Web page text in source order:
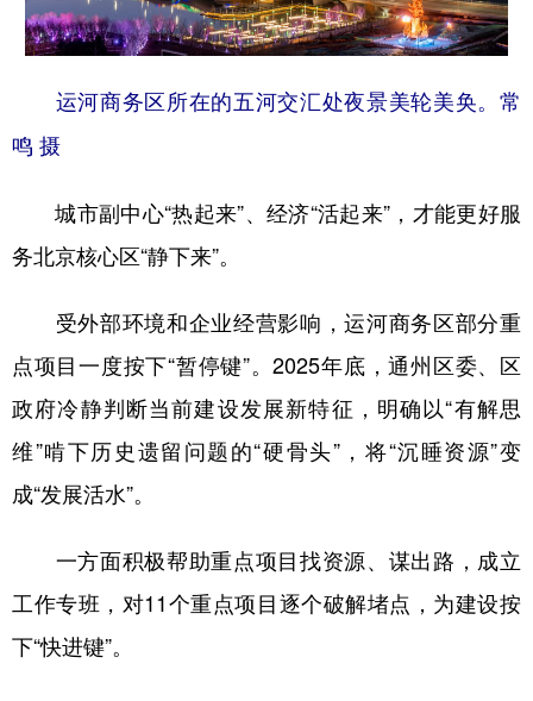
运河商务区所在的五河交汇处夜景美轮美奂。常
鸣 摄
城市副中心“热起来”、经济“活起来”，才能更好服
务北京核心区“静下来”。
受外部环境和企业经营影响，运河商务区部分重
点项目一度按下“暂停键”。2025年底，通州区委、区
政府冷静判断当前建设发展新特征，明确以“有解思
维”啃下历史遗留问题的“硬骨头”，将“沉睡资源”变
成“发展活水”。
一方面积极帮助重点项目找资源、谋出路，成立
工作专班，对11个重点项目逐个破解堵点，为建设按
下“快进键”。